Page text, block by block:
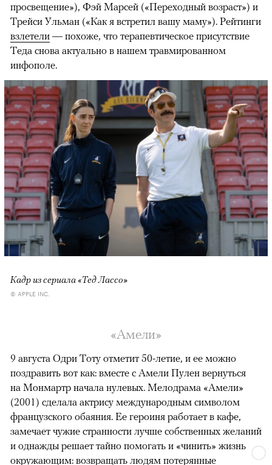
00:00 / 00:00
просвещение»), Фэй Марсей («Переходный возраст») и
Трейси Ульман («Как я встретил вашу маму»). Рейтинги
взлетели — похоже, что терапевтическое присутствие
Теда снова актуально в нашем травмированном
инфополе.
Кадр из сериала «Тед Лассо»
© APPLE INC.
«Амели»
9 августа Одри Тоту отметит 50-летие, и ее можно
поздравить вот как: вместе с Амели Пулен вернуться
на Монмартр начала нулевых. Мелодрама «Амели»
(2001) сделала актрису международным символом
французского обаяния. Ее героиня работает в кафе,
замечает чужие странности лучше собственных желаний
и однажды решает тайно помогать и «чинить» жизнь
окружающим: возвращать людям потерянные